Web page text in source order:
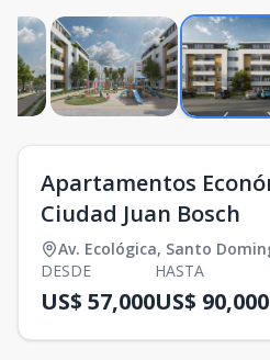
Apartamentos
Ciudad Juan Bosch
Av. Ecológica, Santo
DESDE
US$ 57,000
HASTA
US$ 90,000